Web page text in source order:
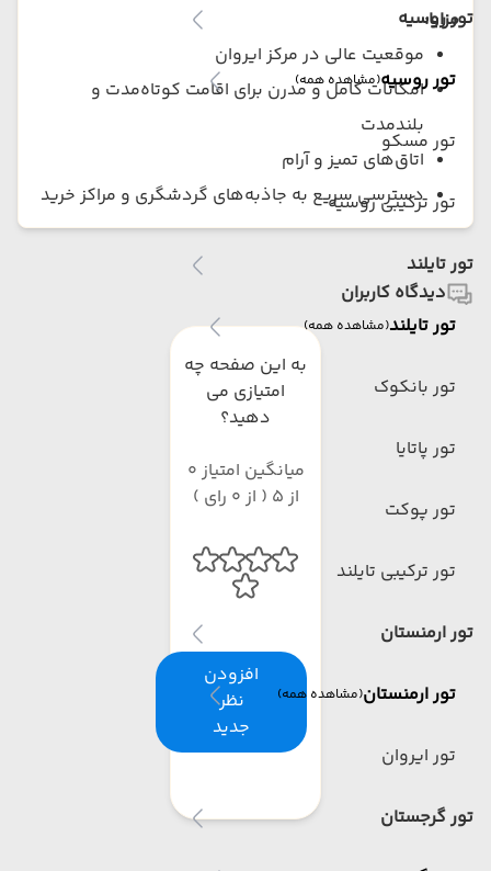
تور روسیه
تور روسیه(مشاهده همه)
تور مسکو
تور ترکیبی روسیه
تور تایلند
تور تایلند(مشاهده همه)
تور بانکوک
تور پاتایا
تور پوکت
تور ترکیبی تایلند
تور ارمنستان
تور ارمنستان(مشاهده همه)
تور ایروان
تور گرجستان
مزایا:
موقعیت عالی در مرکز ایروان
امکانات کامل و مدرن برای اقامت کوتاه‌مدت و
بلندمدت
اتاق‌های تمیز و آرام
دسترسی سریع به جاذبه‌های گردشگری و مراکز خرید
دیدگاه کاربران
به این صفحه چه
امتیازی می
دهید؟
میانگین امتیاز 0
از 5 ( از 0 رای )
افزودن
نظر
جدید